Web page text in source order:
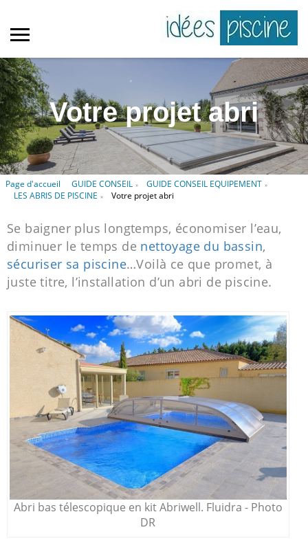
Votre projet abri
Page d'accueil GUIDE CONSEIL » GUIDE CONSEIL EQUIPEMENT »
LES ABRIS DE PISCINE » Votre projet abri
Se baigner plus longtemps, économiser l’eau,
diminuer le temps de nettoyage du bassin,
sécuriser sa piscine…Voilà ce que promet, à
juste titre, l’installation d’un abri de piscine.
Abri bas télescopique en kit Abriwell. Fluidra - Photo
DR